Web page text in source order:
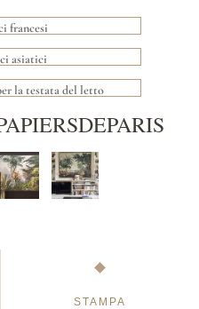
francesi
asiatici
la testata del letto
STAMPA